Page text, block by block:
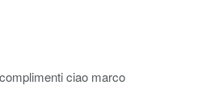
ciao marco